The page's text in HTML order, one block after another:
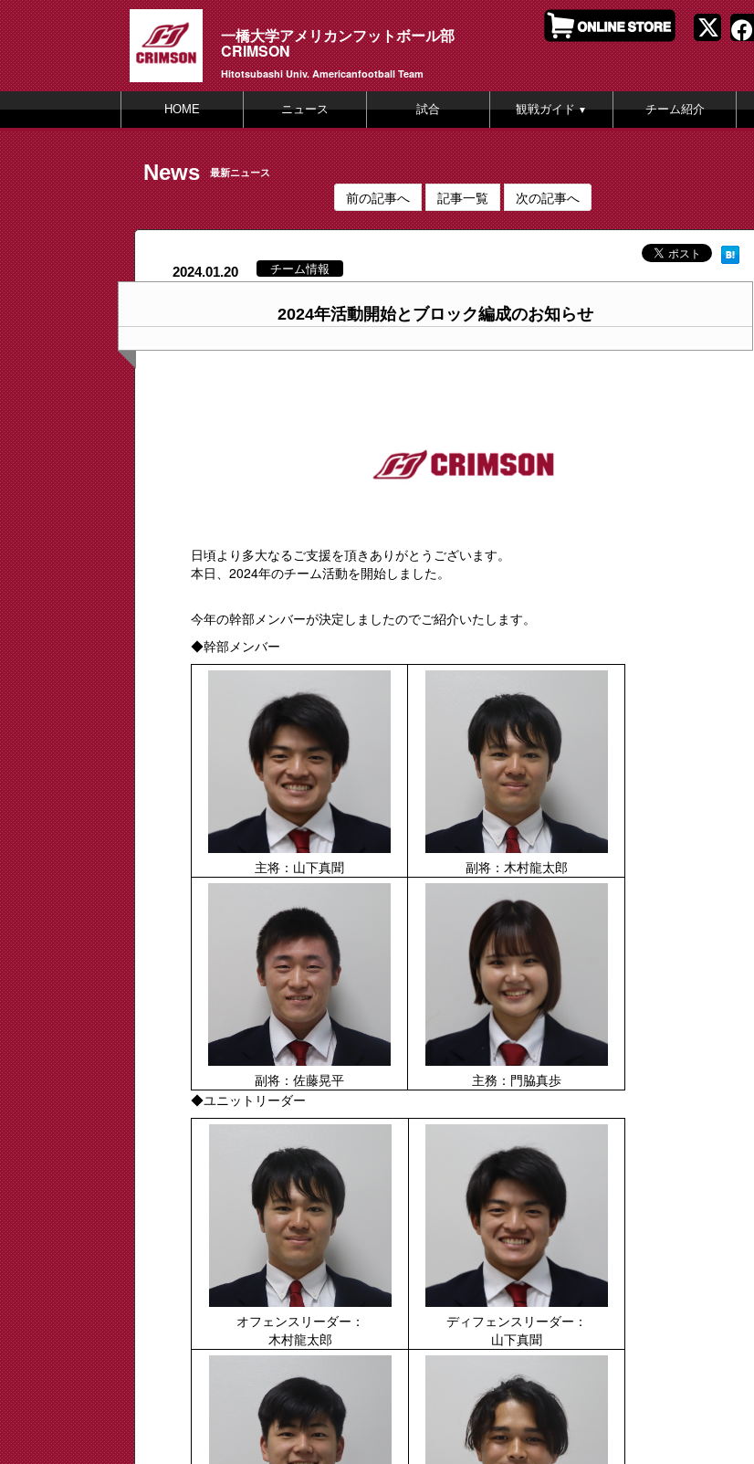
一橋大学アメリカンフットボール部
CRIMSON
Hitotsubashi Univ. Americanfootball Team
HOME ニュース 試合 観戦ガイド▼ チーム紹介
News 最新ニュース
前の記事へ 記事一覧 次の記事へ
2024.01.20 チーム情報
2024年活動開始とブロック編成のお知らせ
日頃より多大なるご支援を頂きありがとうございます。
本日、2024年のチーム活動を開始しました。
今年の幹部メンバーが決定しましたのでご紹介いたします。
◆幹部メンバー
主将：山下真聞 副将：木村龍太郎
副将：佐藤晃平
主務：門脇真歩
◆ユニットリーダー
オフェンスリーダー：
木村龍太郎
ディフェンスリーダー：
山下真聞